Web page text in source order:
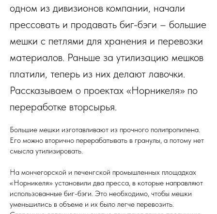
одном из дивизионов компании, начали
прессовать и продавать биг-бэги – большие
мешки с петлями для хранения и перевозки
материалов. Раньше за утилизацию мешков
платили, теперь из них делают лавочки.
Рассказываем о проектах «Норникеля» по
переработке вторсырья.
Большие мешки изготавливают из прочного полипропилена.
Его можно вторично перерабатывать в гранулы, а потому нет
смысла утилизировать.
На мончегорской и печенгской промышленных площадках
«Норникеля» установили два пресса, в которые направляют
использованные биг-бэги. Это необходимо, чтобы мешки
уменьшились в объеме и их было легче перевозить.